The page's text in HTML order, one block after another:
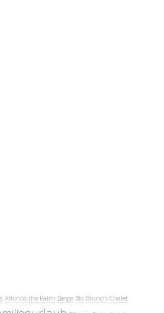
Atlantis the Palm Berge Bio Brunch Chalet